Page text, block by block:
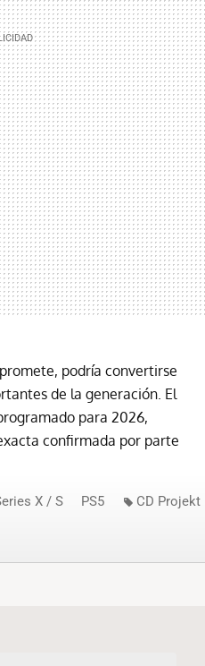
podría convertirse
de la generación. El
para 2026,
confirmada por parte
X / S PS5 CD Projekt